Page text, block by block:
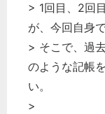
> 1回目、2回
が、今回自身
> そこで、過
のような記帳
い。
>